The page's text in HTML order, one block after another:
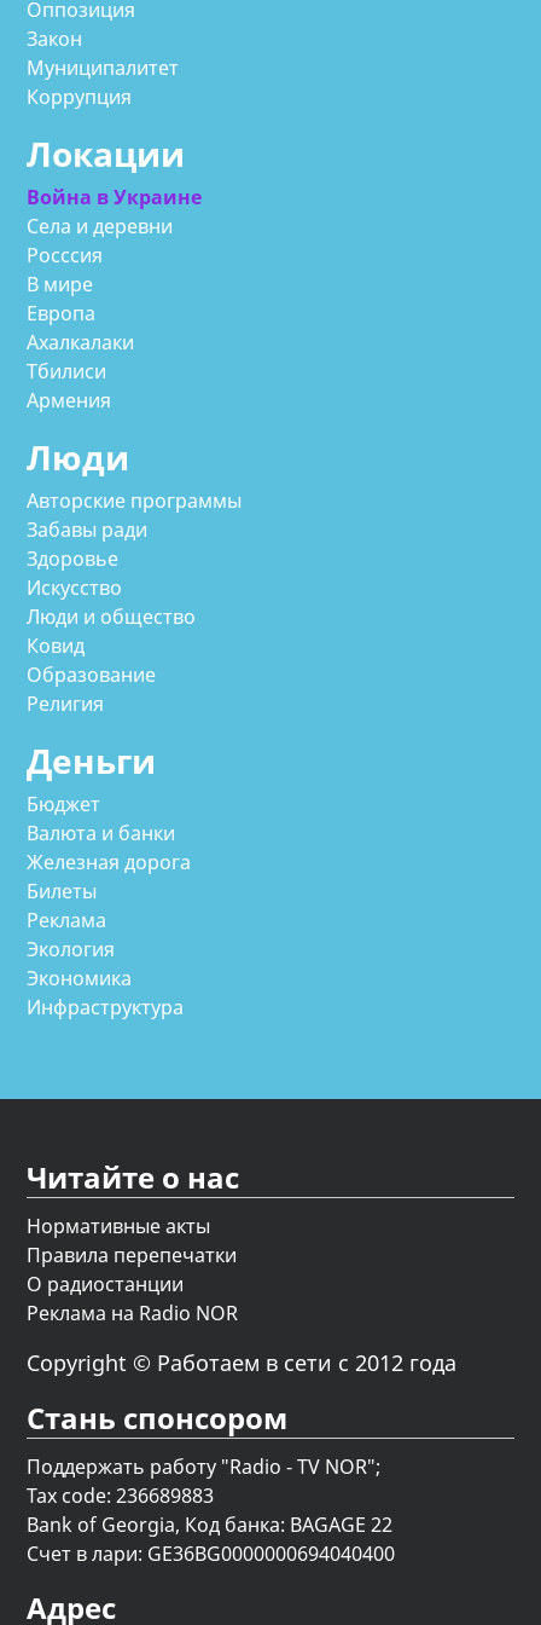
Оппозиция
Закон
Муниципалитет
Коррупция
Локации
Война в Украине
Села и деревни
Росссия
В мире
Европа
Ахалкалаки
Тбилиси
Армения
Люди
Авторские программы
Забавы ради
Здоровье
Искусство
Люди и общество
Ковид
Образование
Религия
Деньги
Бюджет
Валюта и банки
Железная дорога
Билеты
Реклама
Экология
Экономика
Инфраструктура
Читайте о нас
Нормативные акты
Правила перепечатки
О радиостанции
Реклама на Radio NOR
Copyright © Работаем в сети с 2012 года
Стань спонсором
Поддержать работу "Radio - TV NOR";
Tax code: 236689883
Bank of Georgia, Код банка: BAGAGE 22
Счет в лари: GE36BG0000000694040400
Адрес